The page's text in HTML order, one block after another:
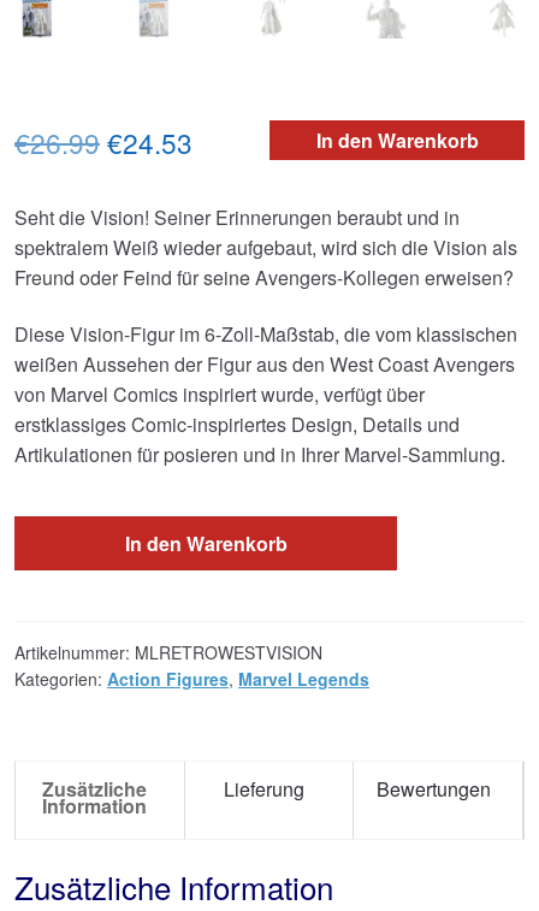
In den Warenkorb
€26.99Ursprünglicher
war:
€26.99
€24.53
ist:
€24.53.
Seht die Vision! Seiner Erinnerungen beraubt und in
spektralem Weiß wieder aufgebaut, wird sich die Vision als
Freund oder Feind für seine Avengers-Kollegen erweisen?
Diese Vision-Figur im 6-Zoll-Maßstab, die vom klassischen
weißen Aussehen der Figur aus den West Coast Avengers
von Marvel Comics inspiriert wurde, verfügt über
erstklassiges Comic-inspiriertes Design, Details und
Artikulationen für posieren und in Ihrer Marvel-Sammlung.
In den Warenkorb
Artikelnummer: MLRETROWESTVISION
Kategorien: Action Figures, Marvel Legends
Zusätzliche
Information
Lieferung Bewertungen
Zusätzliche Information